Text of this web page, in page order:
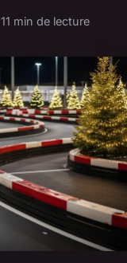
11 min de lecture